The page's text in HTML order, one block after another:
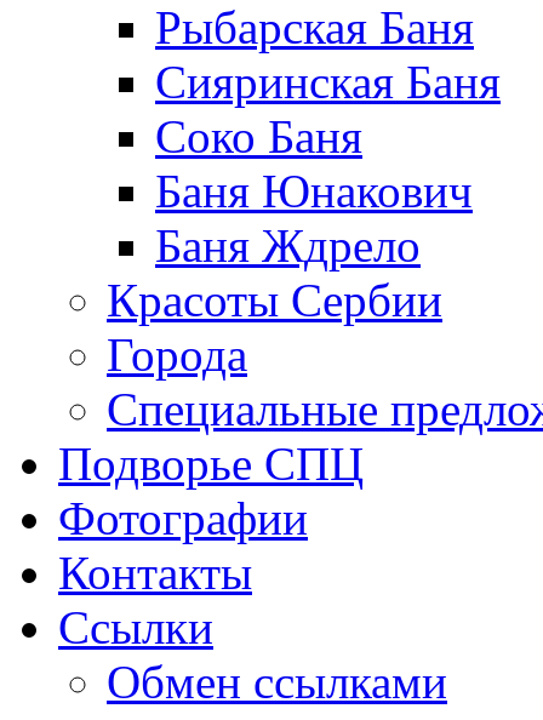
Рыбарская Баня
Сияринская Баня
Соко Баня
Баня Юнакович
Баня Ждрело
Красоты Сербии
Города
Специальные
Подворье СПЦ
Фотографии
Контакты
Ссылки
Обмен ссылками